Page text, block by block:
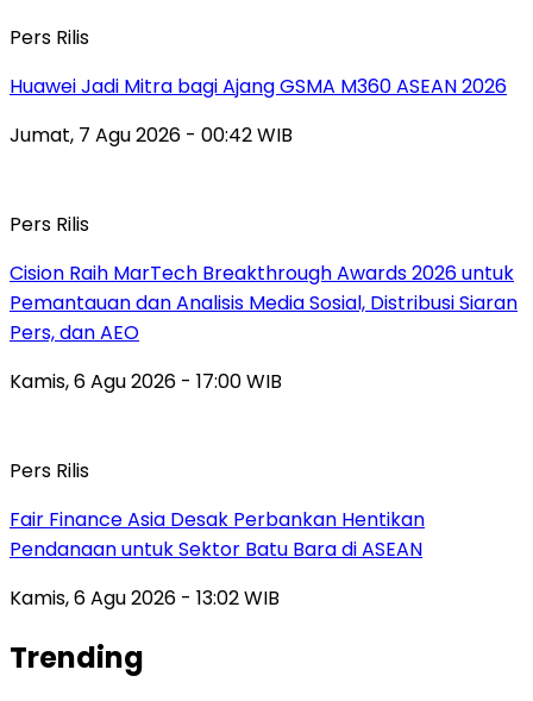
Pers Rilis
Huawei Jadi Mitra bagi Ajang GSMA M360 ASEAN 2026
Jumat, 7 Agu 2026 - 00:42 WIB
Pers Rilis
Cision Raih MarTech Breakthrough Awards 2026 untuk
Pemantauan dan Analisis Media Sosial, Distribusi Siaran
Pers, dan AEO
Kamis, 6 Agu 2026 - 17:00 WIB
Pers Rilis
Fair Finance Asia Desak Perbankan Hentikan
Pendanaan untuk Sektor Batu Bara di ASEAN
Kamis, 6 Agu 2026 - 13:02 WIB
Trending